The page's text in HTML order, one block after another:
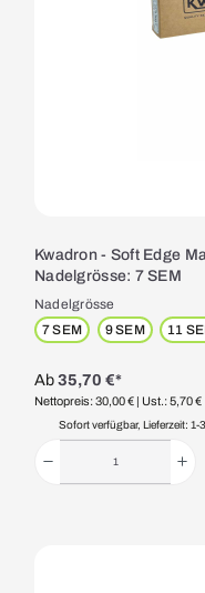
Kwadron - Soft Edge
Nadelgrösse: 7 SEM
Nadelgrösse
7 SEM
9 SEM 11
Ab35,70 €*
Nettopreis: 30,00 € | Ust.: 5,70 €
Sofort verfügbar, Lieferzeit: 1-